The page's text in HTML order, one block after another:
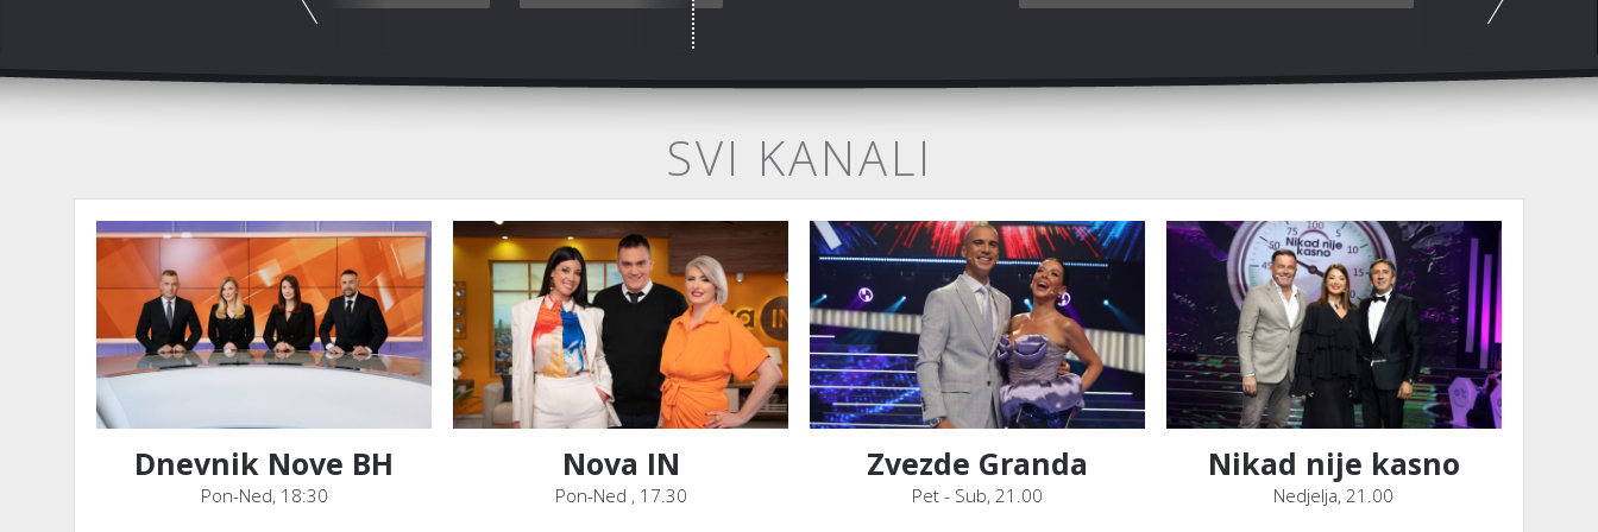
SVI KANALI
Dnevnik Nove BH
Pon-Ned, 18:30
Nova IN
Pon-Ned , 17.30
Zvezde Granda
Pet - Sub, 21.00
Nikad nije kasno
Nedjelja, 21.00